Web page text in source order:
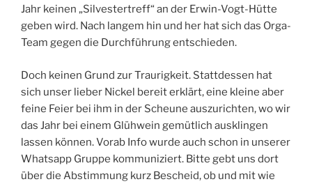
Jahr keinen „Silvestertreff“ an der Erwin-Vogt-Hütte
geben wird. Nach langem hin und her hat sich das Orga-
Team gegen die Durchführung entschieden.
Doch keinen Grund zur Traurigkeit. Stattdessen hat
sich unser lieber Nickel bereit erklärt, eine kleine aber
feine Feier bei ihm in der Scheune auszurichten, wo wir
das Jahr bei einem Glühwein gemütlich ausklingen
lassen können. Vorab Info wurde auch schon in unserer
Whatsapp Gruppe kommuniziert. Bitte gebt uns dort
über die Abstimmung kurz Bescheid, ob und mit wie